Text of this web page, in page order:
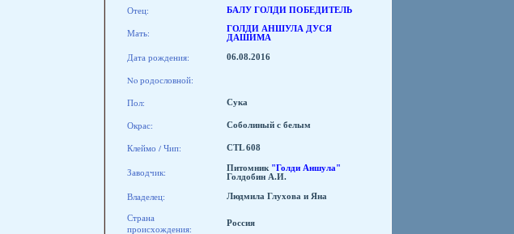
Отец: БАЛУ ГОЛДИ ПОБЕДИТЕЛЬ
Мать:
ГОЛДИ АНШУЛА ДУСЯ
ДАШИМА
Дата рождения: 06.08.2016
No родословной:
Пол:
Сука
Окрас: Соболиный с белым
Клеймо / Чип: CTL 608
Заводчик: Питомник "Голди Аншула"
Голдобин А.И.
Владелец: Людмила Глухова и Яна
Страна
происхождения:
Россия